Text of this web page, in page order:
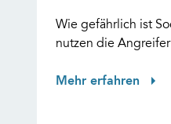
Wie gefährlich ist
nutzen die
Mehr erfahren